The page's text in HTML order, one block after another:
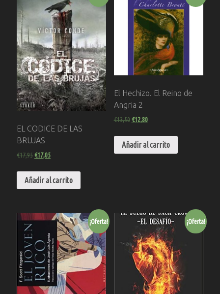
EL CODICE DE LAS
BRUJAS
€17,95€17,05
Añadir al carrito
El Hechizo. El Reino de
Angria 2
€13,50 €12,80
Añadir al carrito
¡Oferta! ¡Oferta!